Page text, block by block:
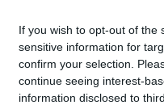
If you wish to opt-out of the
sensitive information for
confirm your selection.
continue seeing interest-
information disclosed to